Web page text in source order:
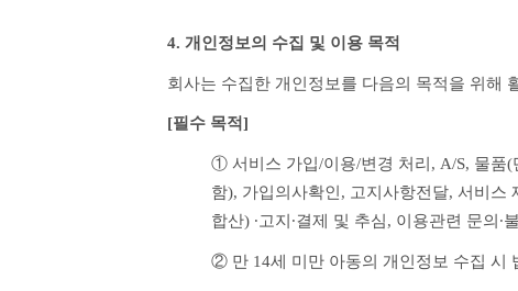
4. 개인정보의 수집 및 이용 목적
회사는 수집한 개인정보를 다음의 목적을 위해
[필수 목적]
① 서비스 가입/이용/변경 처리, A/S, 물품(
함), 가입의사확인, 고지사항전달, 서비스
합산) ∙고지∙결제 및 추심, 이용관련 문의∙불
② 만 14세 미만 아동의 개인정보 수집 시